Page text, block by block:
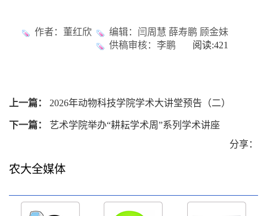
作者：董红欣
编辑：闫周慧 薛寿鹏 顾金妹
供稿审核：李鹏 阅读:421
上一篇： 2026年动物科技学院学术大讲堂预告（二）
下一篇：
艺术学院举办“耕耘学术周”系列学术讲座
分享：
农大全媒体